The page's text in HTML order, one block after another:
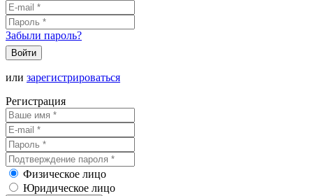
Забыли пароль?
Войти
или зарегистрироваться
Регистрация
Физическое лицо
Юридическое лицо